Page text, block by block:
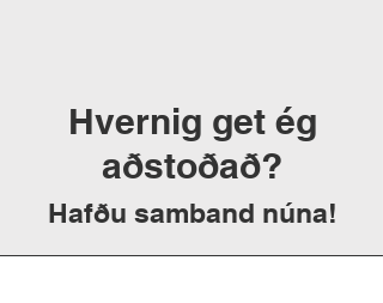
Hvernig get ég
aðstoðað?
Hafðu samband núna!